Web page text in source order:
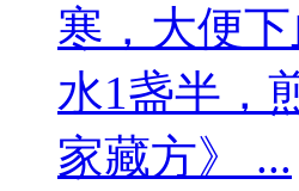
寒，大便
水1盏半，
家藏方》 ...